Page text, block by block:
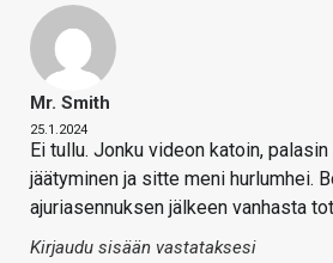
Mr. Smith
25.1.2024
Ei tullu. Jonku videon katoin,
jäätyminen ja sitte meni hurlumhei.
ajuriasennuksen jälkeen vanhasta
Kirjaudu sisään vastataksesi